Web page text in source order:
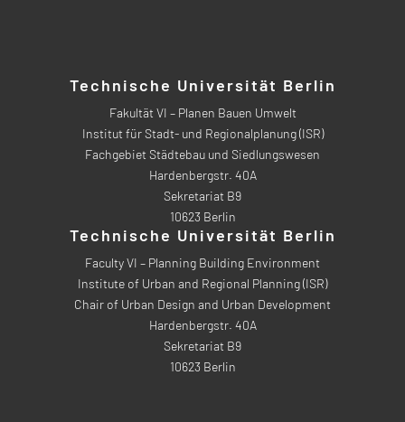
Technische Universität Berlin
Fakultät VI – Planen Bauen Umwelt
Institut für Stadt- und Regionalplanung (ISR)
Fachgebiet Städtebau und Siedlungswesen
Hardenbergstr. 40A
Sekretariat B9
10623 Berlin
Technische Universität Berlin
Faculty VI – Planning Building Environment
Institute of Urban and Regional Planning (ISR)
Chair of Urban Design and Urban Development
Hardenbergstr. 40A
Sekretariat B9
10623 Berlin